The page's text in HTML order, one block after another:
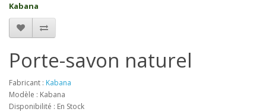
Kabana
Porte-savon naturel
Fabricant : Kabana
Modèle : Kabana
Disponibilité : En Stock